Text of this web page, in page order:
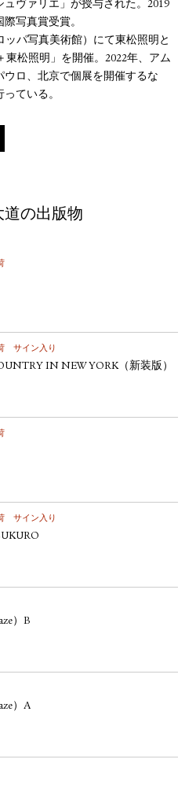
ヴァリエ」が授与された。2019
写真賞受賞。
ッパ写真美術館）にて東松照明と
東松照明」を開催。2022年、アム
ロ、北京で個展を開催するな
ている。
道の出版物
サイン入り
IN NEW YORK（新装版）
サイン入り
）B
）A